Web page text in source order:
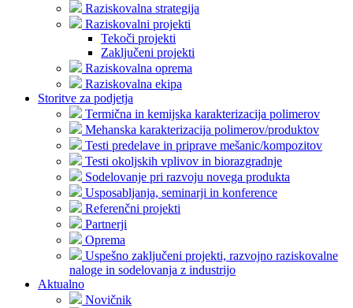
Raziskovalna strategija
Raziskovalni projekti
Tekoči projekti
Zaključeni projekti
Raziskovalna oprema
Raziskovalna ekipa
Storitve za podjetja
Termična in kemijska karakterizacija polimerov
Mehanska karakterizacija polimerov/produktov
Testi predelave in priprave mešanic/kompozitov
Testi okoljskih vplivov in biorazgradnje
Sodelovanje pri razvoju novega produkta
Usposabljanja, seminarji in konference
Referenčni projekti
Partnerji
Oprema
Uspešno zaključeni projekti, razvojno raziskovalne
naloge in sodelovanja z industrijo
Aktualno
Novičnik